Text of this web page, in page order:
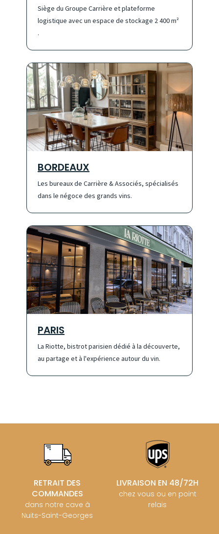
Siège du Groupe Carrière et plateforme
logistique avec un espace de stockage 2 400 m²
.
BORDEAUX
Les bureaux de Carrière & Associés, spécialisés
dans le négoce des grands vins.
PARIS
La Riotte, bistrot parisien dédié à la découverte,
au partage et à l'expérience autour du vin.
RETRAIT DES
COMMANDES
dans notre cave à
Nuits-Saint-Georges
LIVRAISON EN 48/72H
chez vous ou en point
relais